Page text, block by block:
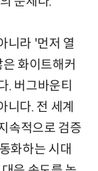
니라 '먼저 열
화이트해커
. 버그바운티
니다. 전 세계
속적으로 검증
화하는 시대